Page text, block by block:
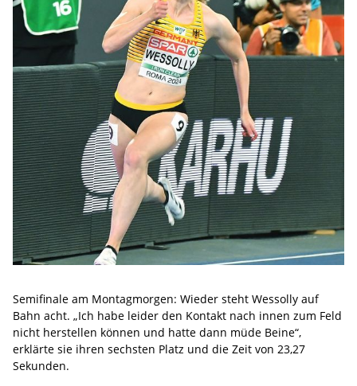
Semifinale am Montagmorgen: Wieder steht Wessolly auf
Bahn acht. „Ich habe leider den Kontakt nach innen zum Feld
nicht herstellen können und hatte dann müde Beine“,
erklärte sie ihren sechsten Platz und die Zeit von 23,27
Sekunden.